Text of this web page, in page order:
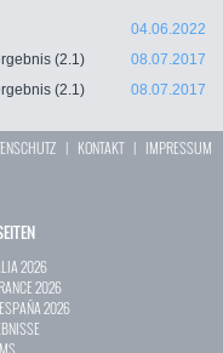
04.06.2022
(2.1)
08.07.2017
(2.1)
08.07.2017
| KONTAKT| IMPRESSUM
2026
2026
2026